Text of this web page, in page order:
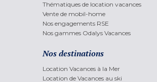
Thématiques de location vacances
Vente de mobil-home
Nos engagements RSE
Nos gammes Odalys Vacances
Nos destinations
Location Vacances à la Mer
Location de Vacances au ski